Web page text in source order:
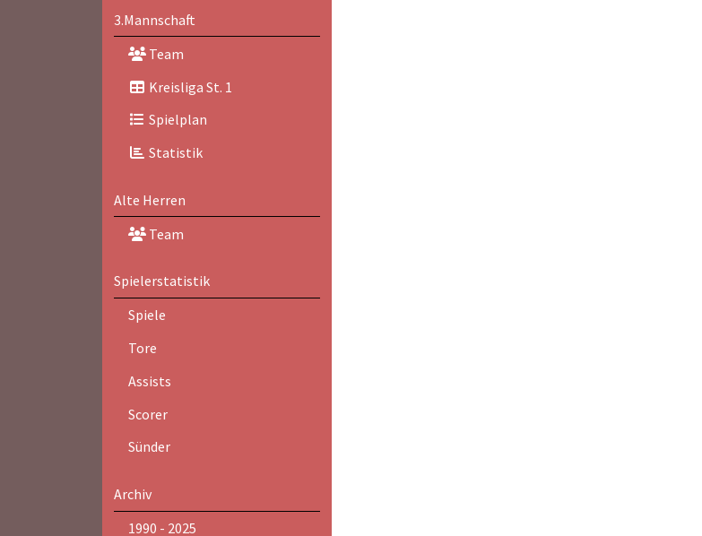
3.Mannschaft
Team
Kreisliga St. 1
Spielplan
Statistik
Alte Herren
Team
Spielerstatistik
Spiele
Tore
Assists
Scorer
Sünder
Archiv
1990 - 2025